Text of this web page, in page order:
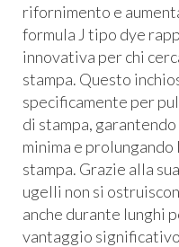
rifornimento e
formula J tipo dye
innovativa per chi
stampa. Questo
specificamente per
di stampa,
minima e
stampa. Grazie alla
ugelli non si
anche durante lunghi
vantaggio